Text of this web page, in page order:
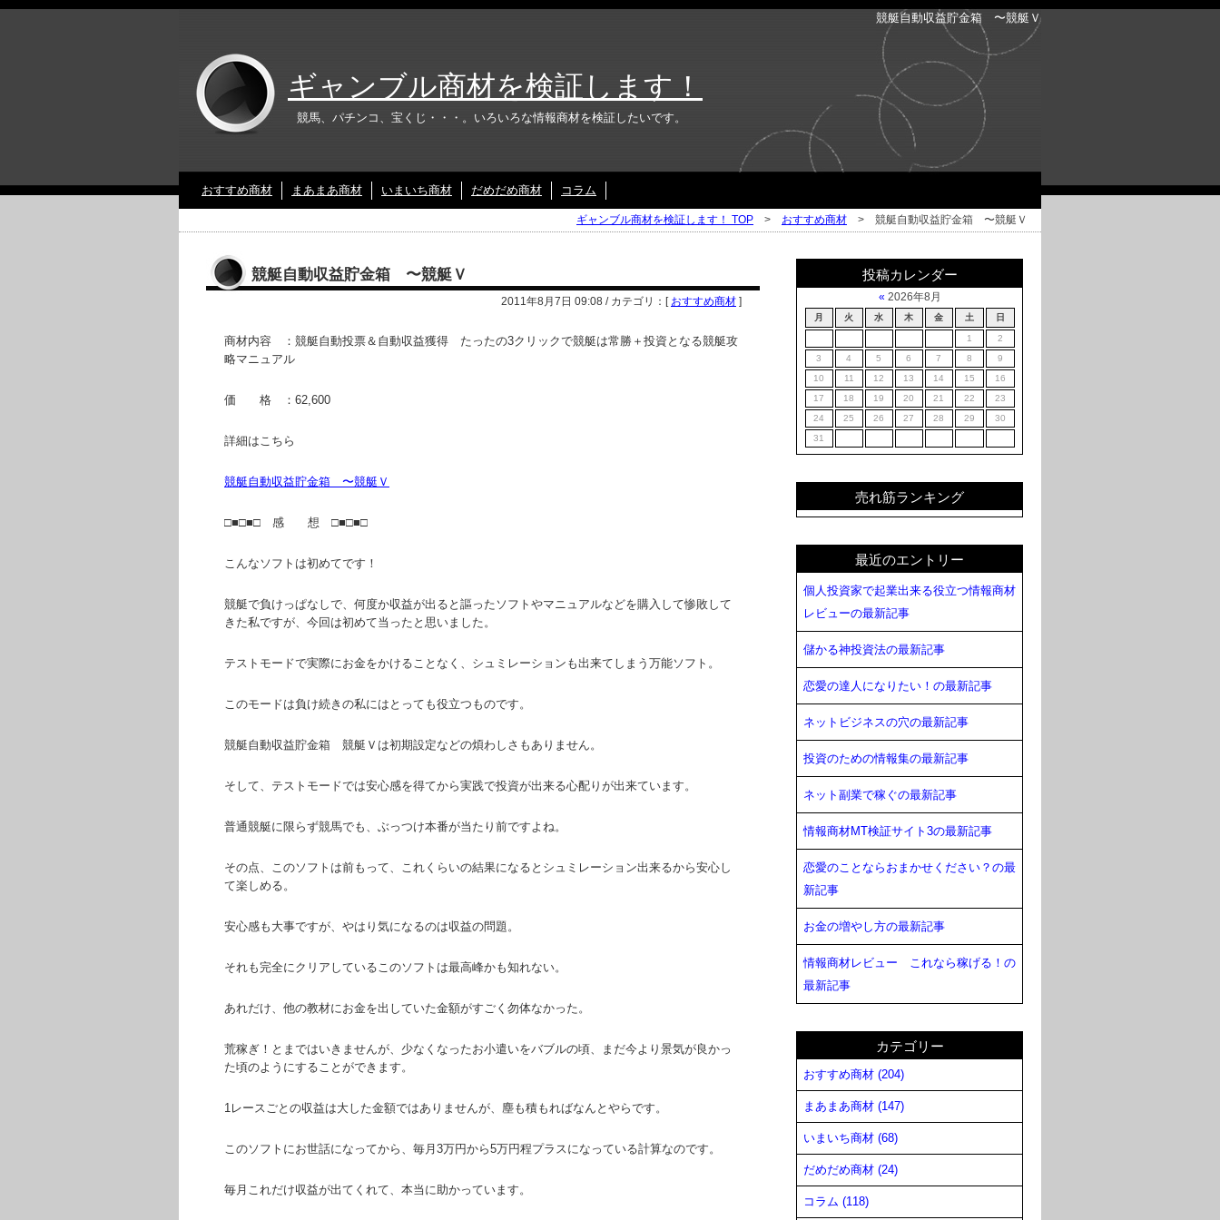
競艇自動収益貯金箱 〜競艇Ｖ
ギャンブル商材を検証します！
競馬、パチンコ、宝くじ・・・。いろいろな情報商材を検証したいです。
おすすめ商材 まあまあ商材 いまいち商材 だめだめ商材 コラム
ギャンブル商材を検証します！ TOP > おすすめ商材 > 競艇自動収益貯金箱 〜競艇Ｖ
競艇自動収益貯金箱 〜競艇Ｖ
2011年8月7日 09:08 / カテゴリ：[ おすすめ商材 ]
商材内容 ：競艇自動投票＆自動収益獲得 たったの3クリックで競艇は常勝＋投資となる競艇攻
略マニュアル
価 格 ：62,600
詳細はこちら
競艇自動収益貯金箱 〜競艇Ｖ
□■□■□ 感 想 □■□■□
こんなソフトは初めてです！
競艇で負けっぱなしで、何度か収益が出ると謳ったソフトやマニュアルなどを購入して惨敗して
きた私ですが、今回は初めて当ったと思いました。
テストモードで実際にお金をかけることなく、シュミレーションも出来てしまう万能ソフト。
このモードは負け続きの私にはとっても役立つものです。
競艇自動収益貯金箱 競艇Ｖは初期設定などの煩わしさもありません。
そして、テストモードでは安心感を得てから実践で投資が出来る心配りが出来ています。
普通競艇に限らず競馬でも、ぶっつけ本番が当たり前ですよね。
その点、このソフトは前もって、これくらいの結果になるとシュミレーション出来るから安心し
て楽しめる。
安心感も大事ですが、やはり気になるのは収益の問題。
それも完全にクリアしているこのソフトは最高峰かも知れない。
あれだけ、他の教材にお金を出していた金額がすごく勿体なかった。
荒稼ぎ！とまではいきませんが、少なくなったお小遣いをバブルの頃、まだ今より景気が良かっ
た頃のようにすることができます。
1レースごとの収益は大した金額ではありませんが、塵も積もればなんとやらです。
このソフトにお世話になってから、毎月3万円から5万円程プラスになっている計算なのです。
毎月これだけ収益が出てくれて、本当に助かっています。
投稿カレンダー
« 2026年8月
月 火 水 木 金 土 日
1
2
3
4 5 6 7 8
9
10
11 12 13 14 15
16
17
18 19 20 21 22
23
24
25 26 27 28 29
30
31
売れ筋ランキング
最近のエントリー
個人投資家で起業出来る役立つ情報商材
レビューの最新記事
儲かる神投資法の最新記事
恋愛の達人になりたい！の最新記事
ネットビジネスの穴の最新記事
投資のための情報集の最新記事
ネット副業で稼ぐの最新記事
情報商材MT検証サイト3の最新記事
恋愛のことならおまかせください？の最
新記事
お金の増やし方の最新記事
情報商材レビュー これなら稼げる！の
最新記事
カテゴリー
おすすめ商材 (204)
まあまあ商材 (147)
いまいち商材 (68)
だめだめ商材 (24)
コラム (118)